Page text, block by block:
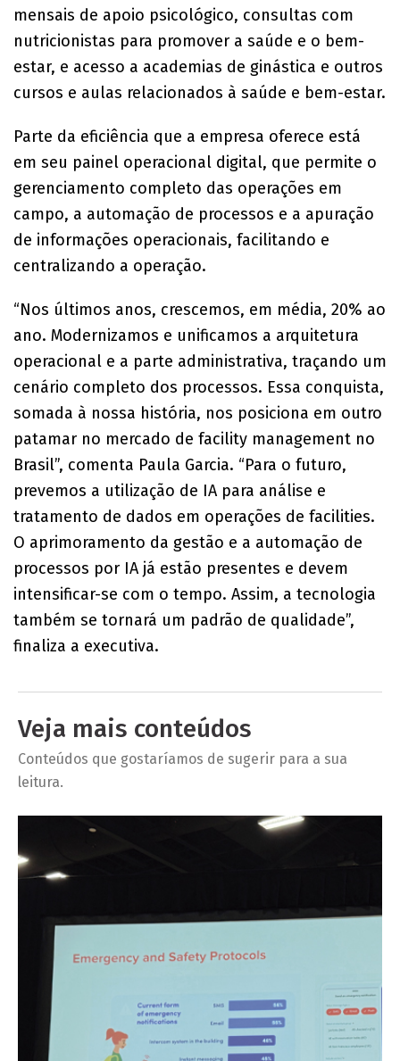
mensais de apoio psicológico, consultas com
nutricionistas para promover a saúde e o bem-
estar, e acesso a academias de ginástica e outros
cursos e aulas relacionados à saúde e bem-estar.
Parte da eficiência que a empresa oferece está
em seu painel operacional digital, que permite o
gerenciamento completo das operações em
campo, a automação de processos e a apuração
de informações operacionais, facilitando e
centralizando a operação.
“Nos últimos anos, crescemos, em média, 20% ao
ano. Modernizamos e unificamos a arquitetura
operacional e a parte administrativa, traçando um
cenário completo dos processos. Essa conquista,
somada à nossa história, nos posiciona em outro
patamar no mercado de facility management no
Brasil”, comenta Paula Garcia. “Para o futuro,
prevemos a utilização de IA para análise e
tratamento de dados em operações de facilities.
O aprimoramento da gestão e a automação de
processos por IA já estão presentes e devem
intensificar-se com o tempo. Assim, a tecnologia
também se tornará um padrão de qualidade”,
finaliza a executiva.
Veja mais conteúdos
Conteúdos que gostaríamos de sugerir para a sua
leitura.